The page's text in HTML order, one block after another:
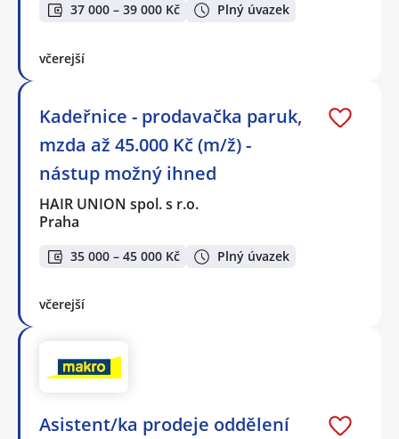
37 000 – 39 000 Kč Plný úvazek
včerejší
Kadeřnice - prodavačka paruk,
mzda až 45.000 Kč (m/ž) -
nástup možný ihned
HAIR UNION spol. s r.o.
Praha
35 000 – 45 000 Kč Plný úvazek
včerejší
Asistent/ka prodeje oddělení